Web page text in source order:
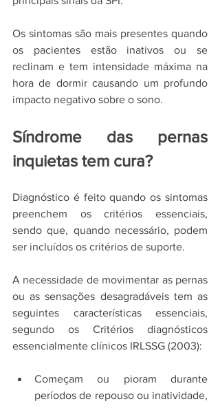
Os sintomas são mais presentes quando
os pacientes estão inativos ou se
reclinam e tem intensidade máxima na
hora de dormir causando um profundo
impacto negativo sobre o sono.
Síndrome das pernas
inquietas tem cura?
Diagnóstico é feito quando os sintomas
preenchem os critérios essenciais,
sendo que, quando necessário, podem
ser incluídos os critérios de suporte.
A necessidade de movimentar as pernas
ou as sensações desagradáveis tem as
seguintes características essenciais,
segundo os Critérios diagnósticos
essencialmente clínicos IRLSSG (2003):
Começam ou pioram durante
períodos de repouso ou inatividade,